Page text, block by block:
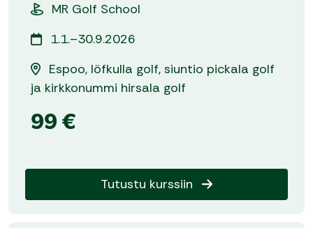
MR Golf School
1.1.–30.9.2026
Espoo, löfkulla golf, siuntio pickala golf
ja kirkkonummi hirsala golf
99 €
Tutustu kurssiin